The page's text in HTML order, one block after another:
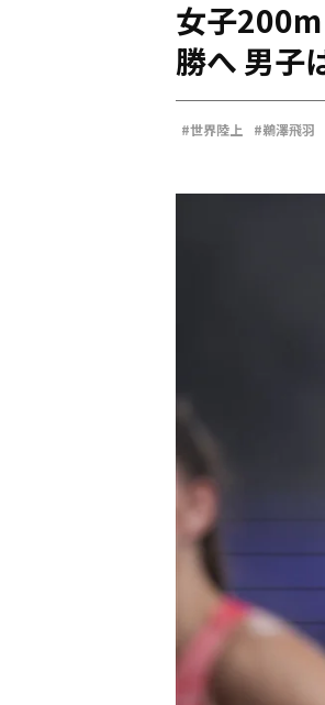
女子
勝へ 男子
#世界陸上 #鵜澤飛羽